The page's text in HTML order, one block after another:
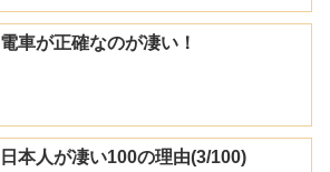
電車が正確なのが凄い！
日本人が凄い100の理由(3/100)